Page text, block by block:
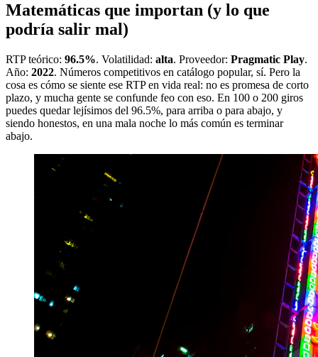
Matemáticas que importan (y lo que
podría salir mal)
RTP teórico: 96.5%. Volatilidad: alta. Proveedor: Pragmatic Play.
Año: 2022. Números competitivos en catálogo popular, sí. Pero la
cosa es cómo se siente ese RTP en vida real: no es promesa de corto
plazo, y mucha gente se confunde feo con eso. En 100 o 200 giros
puedes quedar lejísimos del 96.5%, para arriba o para abajo, y
siendo honestos, en una mala noche lo más común es terminar
abajo.